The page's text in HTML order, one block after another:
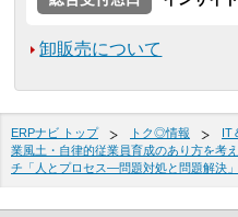
卸販売について
ERPナビ トップ トク◎情報 IT
業風土・自律的従業員育成のあり方を考
チ「人とプロセス―問題対処と問題解決」